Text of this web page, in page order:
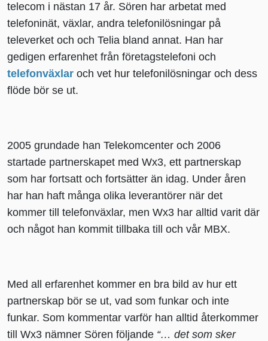
*
Tjänster för vårdgivare
Support
Bli partner
Om oss
Kontakta oss
telecom i nästan 17 år. Sören har arbetat med
telefoninät, växlar, andra telefonilösningar på
televerket och och Telia bland annat. Han har
gedigen erfarenhet från företagstelefoni och
telefonväxlar och vet hur telefonilösningar och dess
flöde bör se ut.
2005 grundade han Telekomcenter och 2006
startade partnerskapet med Wx3, ett partnerskap
som har fortsatt och fortsätter än idag. Under åren
har han haft många olika leverantörer när det
kommer till telefonväxlar, men Wx3 har alltid varit där
och något han kommit tillbaka till och vår MBX.
Med all erfarenhet kommer en bra bild av hur ett
partnerskap bör se ut, vad som funkar och inte
funkar. Som kommentar varför han alltid återkommer
till Wx3 nämner Sören följande “… det som sker